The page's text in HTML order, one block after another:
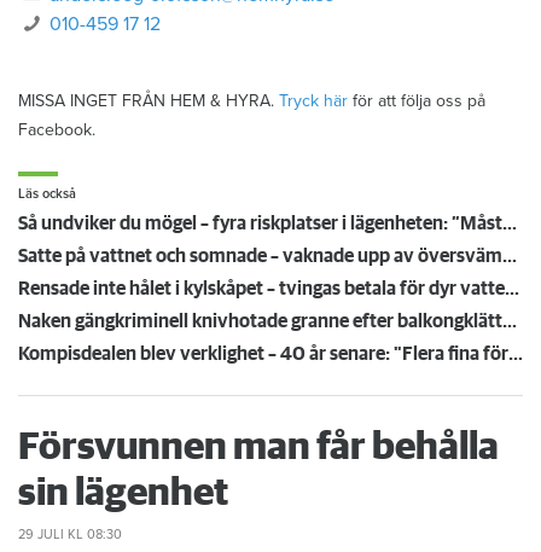
010-459 17 12
MISSA INGET FRÅN HEM & HYRA. Tryck här för att följa oss på
Facebook.
Läs också
Så undviker du mögel – fyra riskplatser i lägenheten: ”Måste städa bort”
Satte på vattnet och somnade – vaknade upp av översvämning hos grannen
Rensade inte hålet i kylskåpet – tvingas betala för dyr vattenskada
Naken gängkriminell knivhotade granne efter balkongklättring
Kompisdealen blev verklighet – 40 år senare: "Flera fina fördelar med att dela bostad"
Försvunnen man får behålla
sin lägenhet
29 JULI KL 08:30